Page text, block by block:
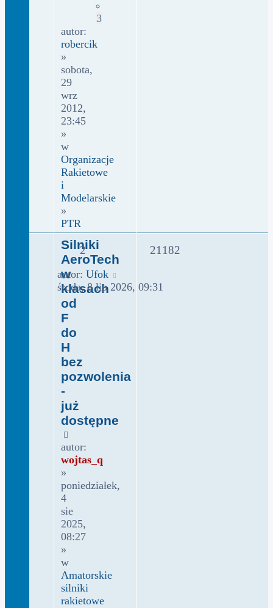
3
autor:
robercik
»
sobota,
29
wrz
2012,
23:45
»
w
Organizacje
Rakietowe
i
Modelarskie
»
PTR
Silniki
AeroTech
w
klasach
od
F
do
H
bez
pozwolenia
-
już
dostępne
autor:
wojtas_q
»
poniedziałek,
4
sie
2025,
08:27
»
w
Amatorskie
silniki
rakietowe
2 21182
autor: Ufok
środa, 8 lip 2026, 09:31